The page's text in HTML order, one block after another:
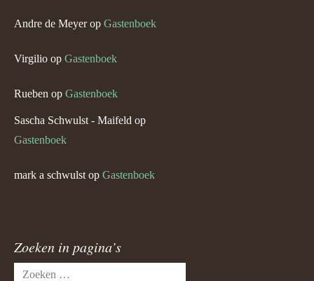
Andre de Meyerop Gastenboek
Virgilio op Gastenboek
Rueben op Gastenboek
Sascha Schwulst - Maifeld op
Gastenboek
mark a schwulst op Gastenboek
Zoeken in pagina’s
Zoeken